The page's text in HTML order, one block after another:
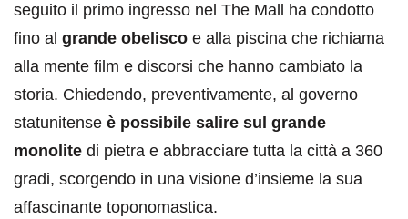
seguito il primo ingresso nel The Mall ha condotto
fino al grande obelisco e alla piscina che richiama
alla mente film e discorsi che hanno cambiato la
storia. Chiedendo, preventivamente, al governo
statunitense è possibile salire sul grande
monolite di pietra e abbracciare tutta la città a 360
gradi, scorgendo in una visione d’insieme la sua
affascinante toponomastica.